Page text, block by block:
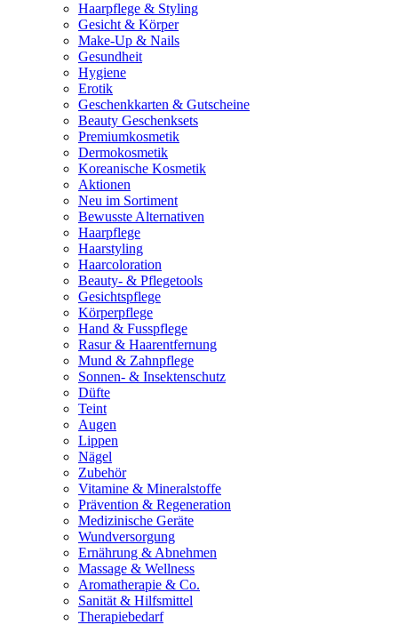
Haarpflege & Styling
Gesicht & Körper
Make-Up & Nails
Gesundheit
Hygiene
Erotik
Geschenkkarten & Gutscheine
Beauty Geschenksets
Premiumkosmetik
Dermokosmetik
Koreanische Kosmetik
Aktionen
Neu im Sortiment
Bewusste Alternativen
Haarpflege
Haarstyling
Haarcoloration
Beauty- & Pflegetools
Gesichtspflege
Körperpflege
Hand & Fusspflege
Rasur & Haarentfernung
Mund & Zahnpflege
Sonnen- & Insektenschutz
Düfte
Teint
Augen
Lippen
Nägel
Zubehör
Vitamine & Mineralstoffe
Prävention & Regeneration
Medizinische Geräte
Wundversorgung
Ernährung & Abnehmen
Massage & Wellness
Aromatherapie & Co.
Sanität & Hilfsmittel
Therapiebedarf